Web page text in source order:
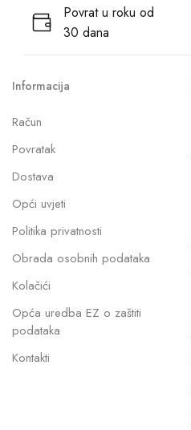
Povrat u roku od
30 dana
Informacija
Račun
Povratak
Dostava
Opći uvjeti
Politika privatnosti
Obrada osobnih podataka
Kolačići
Opća uredba EZ o zaštiti
podataka
Kontakti